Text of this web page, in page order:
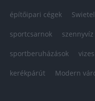
építőipari cégek
sportcsarnok szennyvíz
sportberuházások
kerékpárút Modern